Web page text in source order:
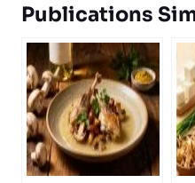
Publications